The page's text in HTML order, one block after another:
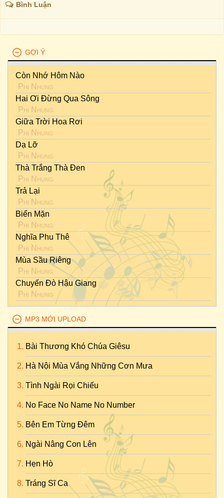
Bình Luận
GỢI Ý
Còn Nhớ Hôm Nào
Phi Nhung
Hai Ơi Đừng Qua Sông
Phi Nhung
Giữa Trời Hoa Rơi
Phi Nhung
Dạ Lỡ
Phi Nhung
Thà Trắng Thà Đen
Phi Nhung
Trả Lại
Phi Nhung
Biển Mặn
Phi Nhung
Nghĩa Phu Thê
Phi Nhung
Mùa Sầu Riêng
Phi Nhung
Chuyến Đò Hậu Giang
Phi Nhung
MP3 MỚI UPLOAD
Bài Thương Khó Chúa Giêsu
Hà Nội Mùa Vắng Những Cơn Mưa
Tình Ngài Rọi Chiếu
No Face No Name No Number
Bên Em Từng Đêm
Ngài Nâng Con Lên
Hẹn Hò
Tráng Sĩ Ca